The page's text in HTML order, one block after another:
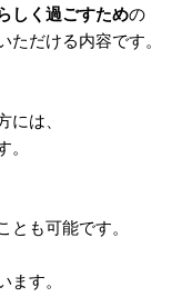
しく過ごすための
だける内容です。
は、
も可能です。
す。